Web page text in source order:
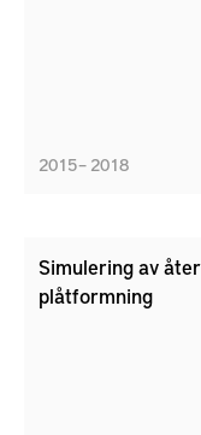
2015 – 2018
Simulering av
plåtformning